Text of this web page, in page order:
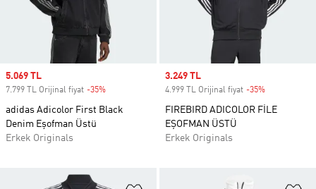
Sale price
5.069 TL
7.799 TL Orijinal fiyat -35%
adidas Adicolor First Black
Denim Eşofman Üstü
Erkek Originals
Sale price
3.249 TL
4.999 TL Orijinal fiyat -35%
FIREBIRD ADICOLOR FİLE
EŞOFMAN ÜSTÜ
Erkek Originals